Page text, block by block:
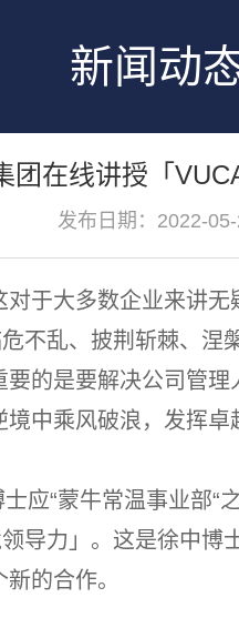
新闻动
团在线讲授「
发布日期：2022-
于大多数企业来讲
不乱、披荆斩棘、涅
的是要解决公司管
中乘风破浪，发挥卓
应“蒙牛常温事业部“
导力」。这是徐中博
的合作。